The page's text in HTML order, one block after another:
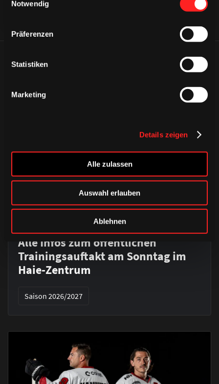
Notwendig
Präferenzen
Statistiken
Marketing
Details zeigen
Alle zulassen
Auswahl erlauben
Ablehnen
ÄHNLICHE NEWS
Alle Infos zum öffentlichen
Trainingsauftakt am Sonntag im
Haie-Zentrum
Saison 2026/2027